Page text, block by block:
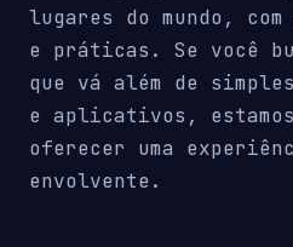
lugares do mundo,
e práticas. Se você
que vá além de
e aplicativos,
oferecer uma
envolvente.